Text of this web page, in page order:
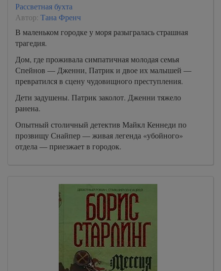
Рассветная бухта
Автор: Тана Френч
В маленьком городке у моря разыгралась страшная
трагедия.
Дом, где проживала симпатичная молодая семья
Спейнов — Дженни, Патрик и двое их малышей —
превратился в сцену чудовищного преступления.
Дети задушены. Патрик заколот. Дженни тяжело
ранена.
Опытный столичный детектив Майкл Кеннеди по
прозвищу Снайпер — живая легенда «убойного»
отдела — приезжает в городок.